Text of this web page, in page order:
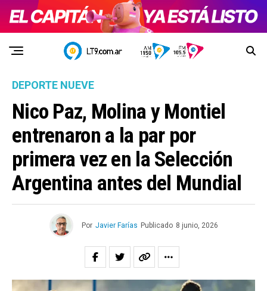
DEPORTE NUEVE
Nico Paz, Molina y Montiel
entrenaron a la par por
primera vez en la Selección
Argentina antes del Mundial
Por Javier Farías Publicado 8 junio, 2026